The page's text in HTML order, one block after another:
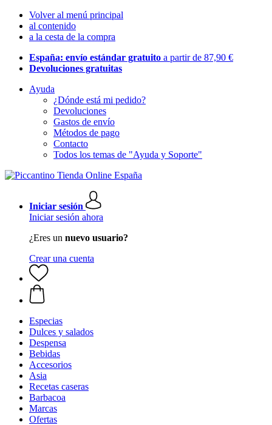
Volver al menú principal
al contenido
a la cesta de la compra
España: envío estándar gratuito a partir de 87,90 €
Devoluciones gratuitas
Ayuda
¿Dónde está mi pedido?
Devoluciones
Gastos de envío
Métodos de pago
Contacto
Todos los temas de "Ayuda y Soporte"
Iniciar sesión
Iniciar sesión ahora
¿Eres un nuevo usuario?
Crear una cuenta
Especias
Dulces y salados
Despensa
Bebidas
Accesorios
Asia
Recetas caseras
Barbacoa
Marcas
Ofertas